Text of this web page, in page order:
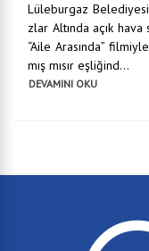
Lüleburgaz
zlar Altında açık
“Aile Arasında”
mış mısır eşliğind...
DEVAMINI OKU